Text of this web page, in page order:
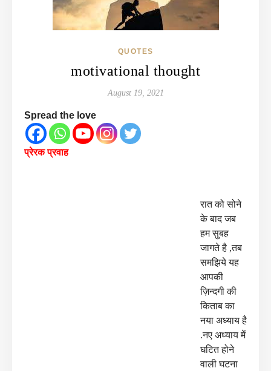
QUOTES
motivational thought
August 19, 2021
Spread the love
प्रेरक प्रवाह
रात को सोने
के बाद जब
हम सुबह
जागते है ,तब
समझिये यह
आपकी
ज़िन्दगी की
किताब का
नया अध्याय है
.नए अध्याय में
घटित होने
वाली घटना